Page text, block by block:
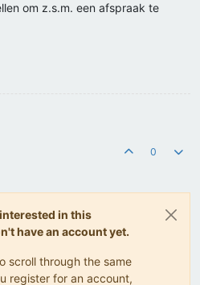
om z.s.m. een afspraak te
0
in this
have an account yet.
scroll through the same
register for an account,